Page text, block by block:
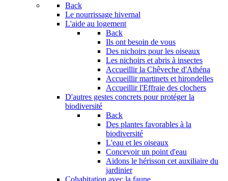
Back
Le nourrissage hivernal
L'aide au logement
Back
Ils ont besoin de vous
Des nichoirs pour les oiseaux
Les nichoirs et abris à insectes
Accueillir la Chêveche d'Athéna
Accueillir martinets et hirondelles
Accueillir l'Effraie des clochers
D'autres gestes concrets pour protéger la
biodiversité
Back
Des plantes favorables à la
biodiversité
L'eau et les oiseaux
Concevoir un point d'eau
Aidons le hérisson cet auxiliaire du
jardinier
Cohabitation avec la faune